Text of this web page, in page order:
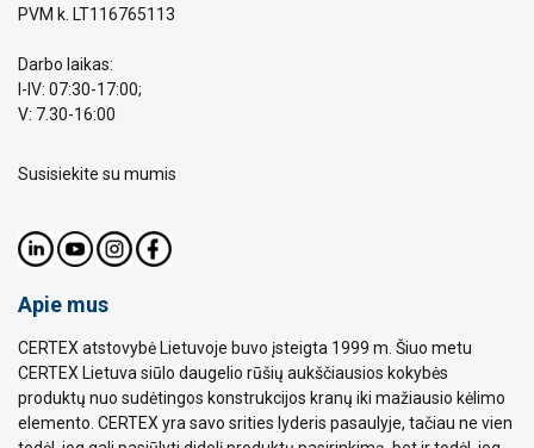
PVM k. LT116765113
Darbo laikas:
I-IV: 07:30-17:00;
V: 7.30-16:00
Susisiekite su mumis
Apie mus
CERTEX atstovybė Lietuvoje buvo įsteigta 1999 m. Šiuo metu
CERTEX Lietuva siūlo daugelio rūšių aukščiausios kokybės
produktų nuo sudėtingos konstrukcijos kranų iki mažiausio kėlimo
elemento. CERTEX yra savo srities lyderis pasaulyje, tačiau ne vien